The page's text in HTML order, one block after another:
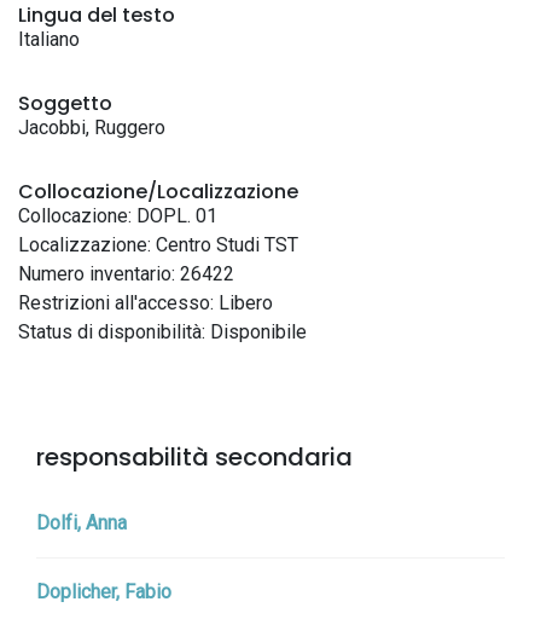
Lingua del testo
Italiano
Soggetto
Jacobbi, Ruggero
Collocazione/Localizzazione
Collocazione: DOPL. 01
Localizzazione: Centro Studi TST
Numero inventario: 26422
Restrizioni all'accesso: Libero
Status di disponibilità: Disponibile
responsabilità secondaria
Dolfi, Anna
Doplicher, Fabio